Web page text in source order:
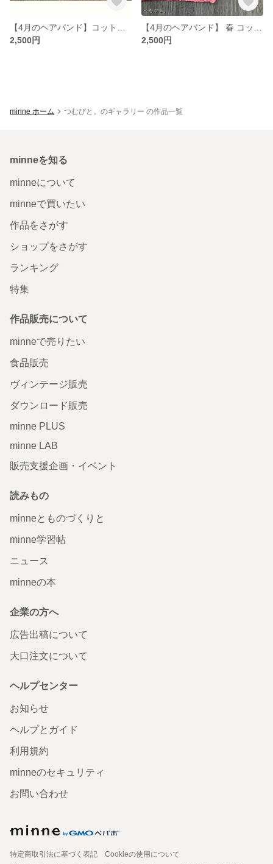
2,500円
2,500円
minne ホーム つむびと。のギャラリー の作品一覧
minneを知る
minneについて
minneで買いたい
作品をさがす
ショップをさがす
ランキング
特集
作品販売について
minneで売りたい
食品販売
ヴィンテージ販売
ダウンロード販売
minne PLUS
minne LAB
販売支援企画・イベント
読みもの
minneとものづくりと
minne学習帖
ニュース
minneの本
企業の方へ
広告出稿について
大口注文について
ヘルプセンター
お知らせ
ヘルプとガイド
利用規約
minneのセキュリティ
お問い合わせ
特定商取引法に基づく表記
Cookieの使用について